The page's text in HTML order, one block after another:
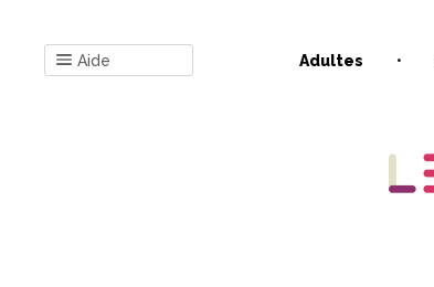
Aide Adultes